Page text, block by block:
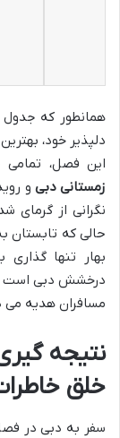
همانطور که
دلپذیر خود،
این فصل، تمامی
زمستانی دبی و
نگرانی از گرمای
حالی که تابستان
بهار تنها
درخشش دبی است و
مسافران هدیه می
نتیجه
خلق
سفر به دبی در